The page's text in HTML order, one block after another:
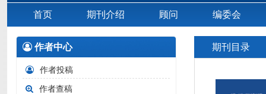
首页 期刊介绍 顾问 编委会
期刊目录
作者中心
作者投稿
作者查稿